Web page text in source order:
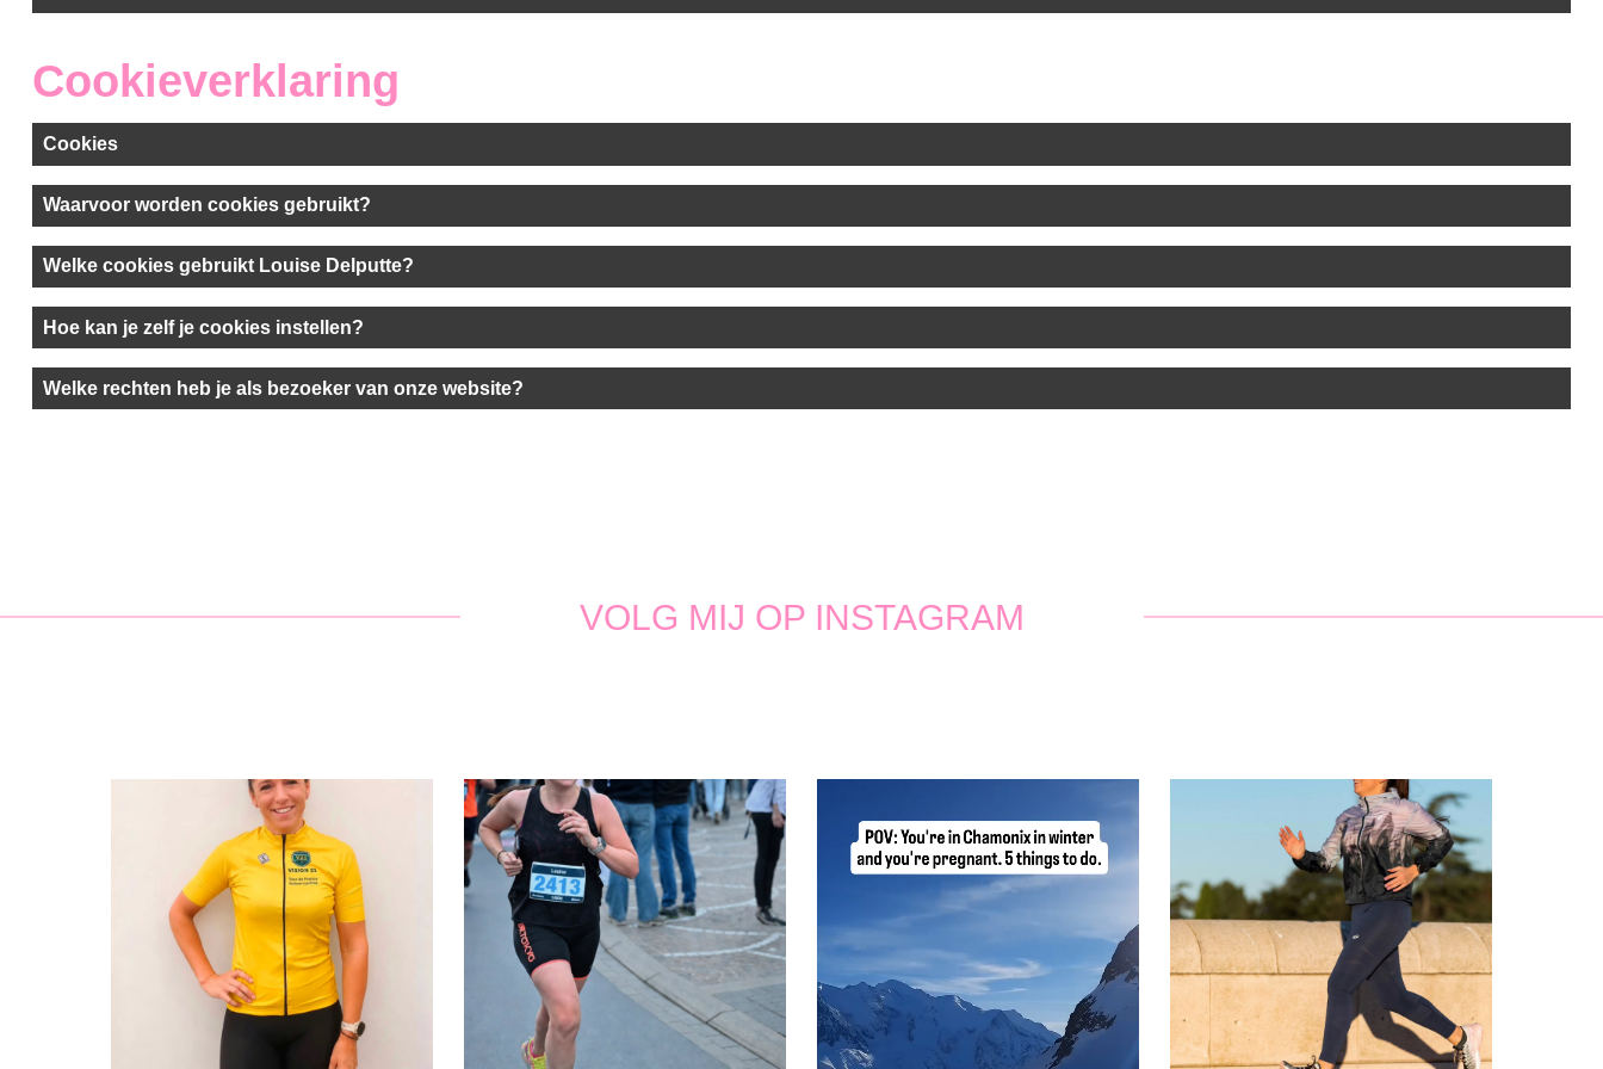
Cookieverklaring
Cookies
Waarvoor worden cookies gebruikt?
Welke cookies gebruikt Louise Delputte?
Hoe kan je zelf je cookies instellen?
Welke rechten heb je als bezoeker van onze website?
VOLG MIJ OP INSTAGRAM